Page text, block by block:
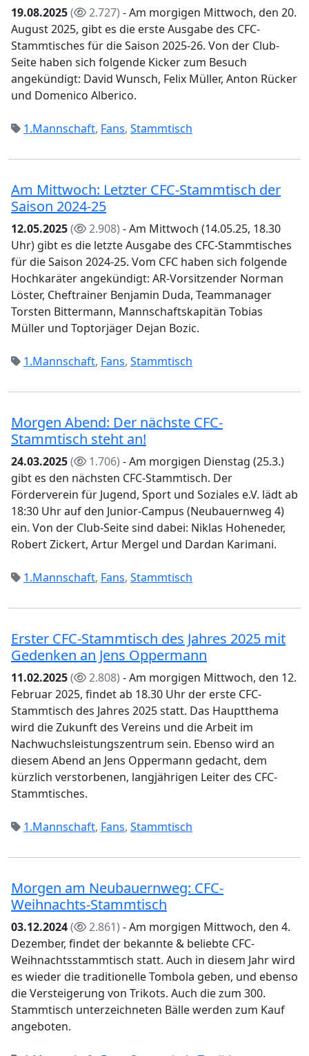
19.08.2025( 2.727) - Am morgigen Mittwoch, den 20.
August 2025, gibt es die erste Ausgabe des CFC-
Stammtisches für die Saison 2025-26. Von der Club-
Seite haben sich folgende Kicker zum Besuch
angekündigt: David Wunsch, Felix Müller, Anton Rücker
und Domenico Alberico.
1.Mannschaft, Fans, Stammtisch
Am Mittwoch: Letzter CFC-Stammtisch der
Saison 2024-25
12.05.2025( 2.908) - Am Mittwoch (14.05.25, 18.30
Uhr) gibt es die letzte Ausgabe des CFC-Stammtisches
für die Saison 2024-25. Vom CFC haben sich folgende
Hochkaräter angekündigt: AR-Vorsitzender Norman
Löster, Cheftrainer Benjamin Duda, Teammanager
Torsten Bittermann, Mannschaftskapitän Tobias
Müller und Toptorjäger Dejan Bozic.
1.Mannschaft, Fans, Stammtisch
Morgen Abend: Der nächste CFC-
Stammtisch steht an!
24.03.2025( 1.706) - Am morgigen Dienstag (25.3.)
gibt es den nächsten CFC-Stammtisch. Der
Förderverein für Jugend, Sport und Soziales e.V. lädt ab
18:30 Uhr auf den Junior-Campus (Neubauernweg 4)
ein. Von der Club-Seite sind dabei: Niklas Hoheneder,
Robert Zickert, Artur Mergel und Dardan Karimani.
1.Mannschaft, Fans, Stammtisch
Erster CFC-Stammtisch des Jahres 2025 mit
Gedenken an Jens Oppermann
11.02.2025( 2.808) - Am morgigen Mittwoch, den 12.
Februar 2025, findet ab 18.30 Uhr der erste CFC-
Stammtisch des Jahres 2025 statt. Das Hauptthema
wird die Zukunft des Vereins und die Arbeit im
Nachwuchsleistungszentrum sein. Ebenso wird an
diesem Abend an Jens Oppermann gedacht, dem
kürzlich verstorbenen, langjährigen Leiter des CFC-
Stammtisches.
1.Mannschaft, Fans, Stammtisch
Morgen am Neubauernweg: CFC-
Weihnachts-Stammtisch
03.12.2024( 2.861) - Am morgigen Mittwoch, den 4.
Dezember, findet der bekannte & beliebte CFC-
Weihnachtsstammtisch statt. Auch in diesem Jahr wird
es wieder die traditionelle Tombola geben, und ebenso
die Versteigerung von Trikots. Auch die zum 300.
Stammtisch unterzeichneten Bälle werden zum Kauf
angeboten.